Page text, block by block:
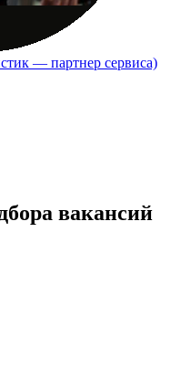
— партнер сервиса)
вакансий